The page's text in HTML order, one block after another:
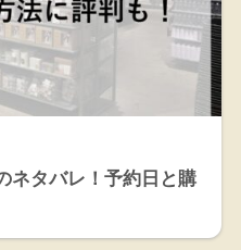
ネタバレ！予約日と購